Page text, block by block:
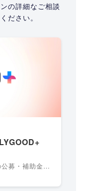
の詳細なご相談
ださい。
VR×AI×貴社の地域力で、全国の公募・補助金事業を共同受託。ジョリーグッドの導入支援パートナーを募集中。